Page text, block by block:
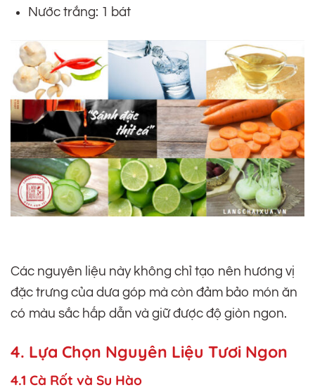
Nước trắng: 1 bát
Các nguyên liệu này không chỉ tạo nên hương vị
đặc trưng của dưa góp mà còn đảm bảo món ăn
có màu sắc hấp dẫn và giữ được độ giòn ngon.
4. Lựa Chọn Nguyên Liệu Tươi Ngon
4.1 Cà Rốt và Su Hào